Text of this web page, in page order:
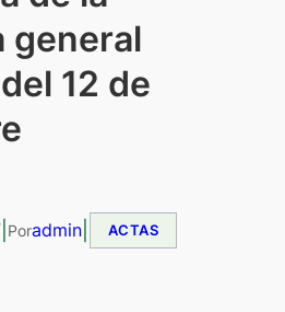
general
12 de
| Poradmin| ACTAS